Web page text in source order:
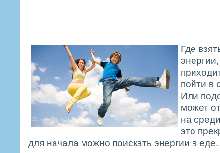
Где
пойти в
Или
может
на
это
для начала можно поискать энергии в еде.